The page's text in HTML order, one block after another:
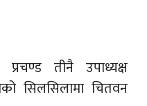
तीनै उपाध्यक्ष
सिलसिलामा चितवन